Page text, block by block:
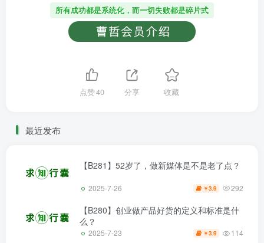
所有成功都是系统化，而一切失败都是碎片式
点赞40 分享 收藏
最近发布
【B281】52岁了，做新媒体是不是老了点？
2025-7-26 ￥3.9 292
【B280】创业做产品好货的定义和标准是什
么？
2025-7-23 ￥3.9 114